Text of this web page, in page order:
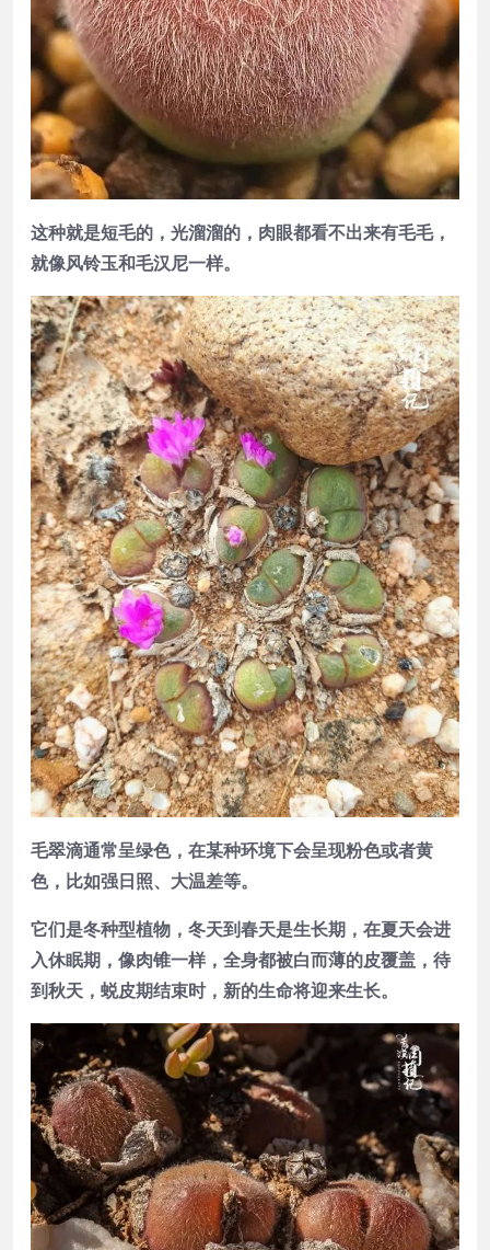
这种就是短毛的，光溜溜的，肉眼都看不出来有毛毛，
就像风铃玉和毛汉尼一样。
毛翠滴通常呈绿色，在某种环境下会呈现粉色或者黄
色，比如强日照、大温差等。
它们是冬种型植物，冬天到春天是生长期，在夏天会进
入休眠期，像肉锥一样，全身都被白而薄的皮覆盖，待
到秋天，蜕皮期结束时，新的生命将迎来生长。